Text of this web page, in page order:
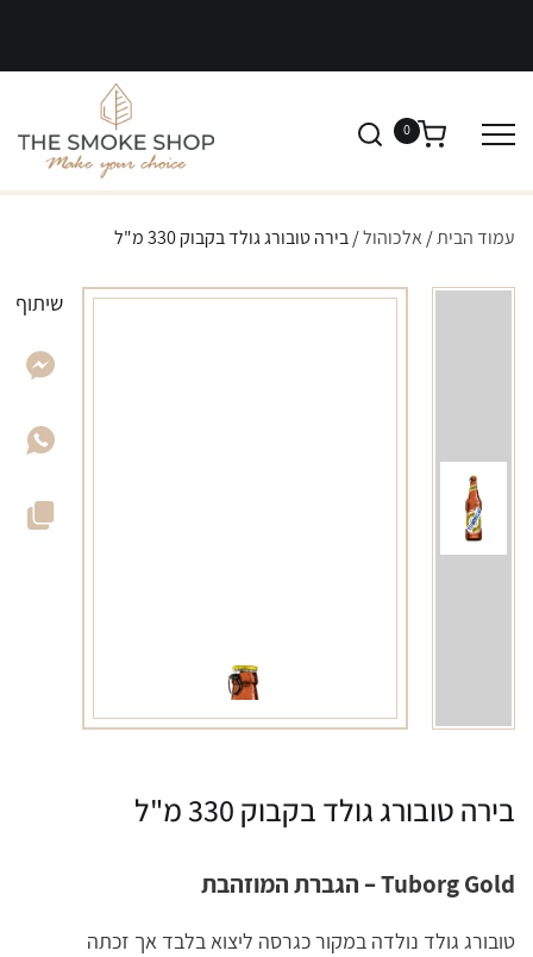
0
עמוד הבית/ אלכוהול/ בירה טובורג גולד בקבוק 330 מ"ל
בירה טובורג גולד בקבוק 330 מ"ל
Tuborg Gold – הגברת המוזהבת
טובורג גולד נולדה במקור כגרסה ליצוא בלבד אך זכתה
שיתוף